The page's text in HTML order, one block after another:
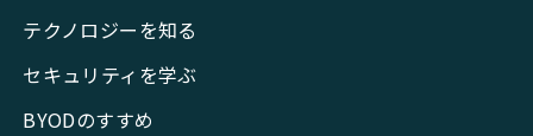
テクノロジーを知る
セキュリティを学ぶ
BYODのすすめ